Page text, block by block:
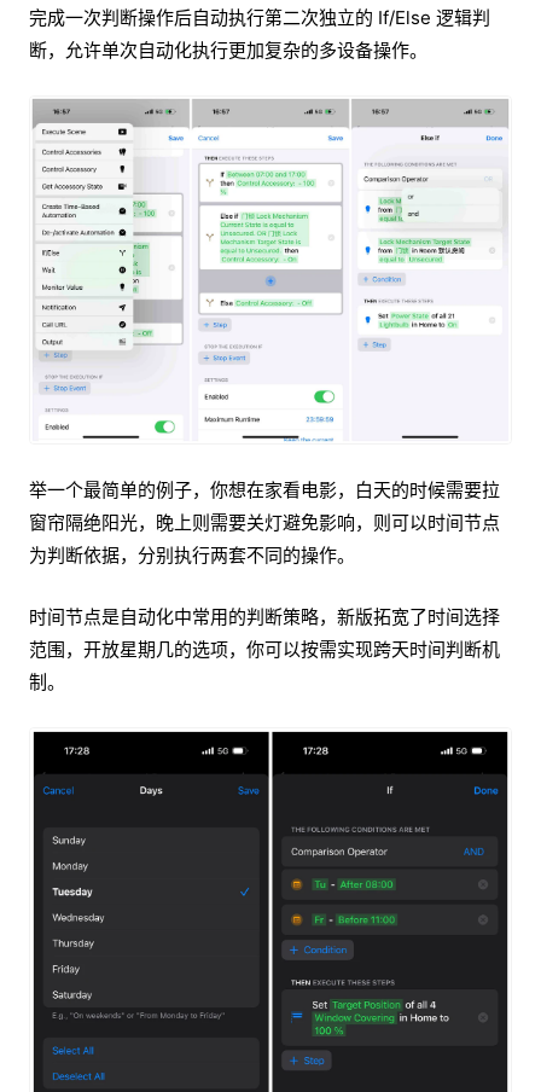
完成一次判断操作后自动执行第二次独立的 If/Else 逻辑判
断，允许单次自动化执行更加复杂的多设备操作。
举一个最简单的例子，你想在家看电影，白天的时候需要拉
窗帘隔绝阳光，晚上则需要关灯避免影响，则可以时间节点
为判断依据，分别执行两套不同的操作。
时间节点是自动化中常用的判断策略，新版拓宽了时间选择
范围，开放星期几的选项，你可以按需实现跨天时间判断机
制。